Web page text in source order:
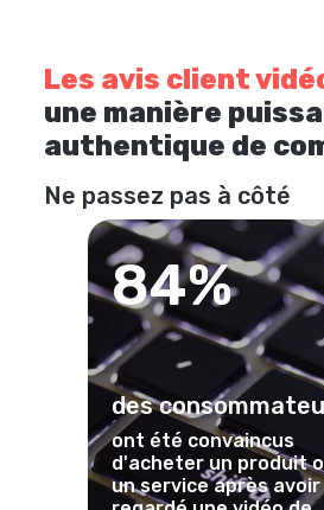
Les avis client
une manière
authentique de
Ne passez pas à côté
84%
des
ont été convaincus
d'acheter un produit
un service après avoir